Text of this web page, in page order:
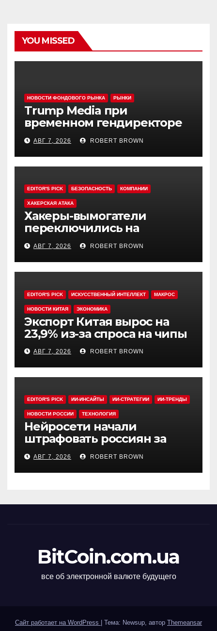
YOU MISSED
НОВОСТИ ФОНДОВОГО РЫНКА РЫНКИ
Trump Media при
временном гендиректоре
МакГерне сократила число
сделок с криптовалютами
АВГ 7, 2026 ROBERT BROWN
EDITOR'S PICK БЕЗОПАСНОСТЬ КОМПАНИИ
ХАКЕРСКАЯ АТАКА
Хакеры-вымогатели
переключились на
инвестфонды с Уолл-стрит
АВГ 7, 2026 ROBERT BROWN
EDITOR'S PICK ИСКУССТВЕННЫЙ ИНТЕЛЛЕКТ МАКРОС
НОВОСТИ КИТАЯ ЭКОНОМИКА
Экспорт Китая вырос на
23,9% из-за спроса на чипы
АВГ 7, 2026 ROBERT BROWN
EDITOR'S PICK ИИ-ИНСАЙТЫ ИИ-СТРАТЕГИИ ИИ-ТРЕНДЫ
НОВОСТИ РОССИИ ТЕХНОЛОГИЯ
Нейросети начали
штрафовать россиян за
борщевик
АВГ 7, 2026 ROBERT BROWN
BitCoin.com.ua
все об электронной валюте будущего
Сайт работает на WordPress Тема: Newsup, автор Themeansar